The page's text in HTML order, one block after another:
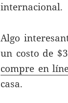
internacional.
Algo
un costo de
compre en
casa.